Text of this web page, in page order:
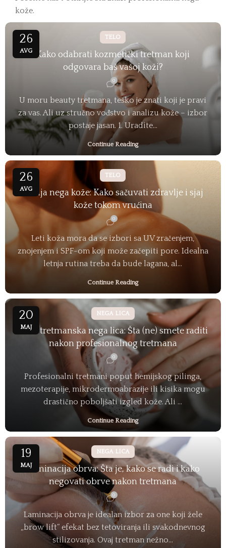
kože.
26
AVG
TELO
Kako odabrati kozmetički tretman koji
odgovara baš vašoj koži?
0
U moru beauty tretmana, teško je znati koji je pravi
za vas. Ali uz stručno vođstvo i analizu kože – izbor
postaje jasan. 1. Uradite...
Continue Reading
26
AVG
TELO
Letnja nega kože: Kako sačuvati zdravlje i sjaj
kože tokom vrućina
0
Leti koža mora da se izbori sa UV zračenjem,
znojenjem i SPF-om koji može začepiti pore. Idealna
letnja rutina treba da bude lagana, al...
Continue Reading
20
MAJ
NEGA LICA
Post-tretmanska nega lica: Šta (ne) smete raditi
nakon profesionalnog tretmana
0
Profesionalni tretmani poput hemijskog pilinga,
mezoterapije, mikrodermoabrazije ili kisika mogu
drastično poboljšati izgled kože. Ali ...
Continue Reading
19
MAJ
NEGA LICA
Laminacija obrva: Šta je, kako se radi i kako
negovati obrve nakon tretmana
0
Laminacija obrva je idealan izbor za one koji žele
„brow lift“ efekat bez tetoviranja ili svakodnevnog
stilizovanja. Ovaj tretman nežno...